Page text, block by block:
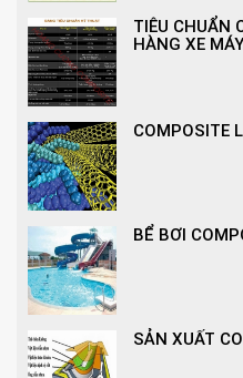
TIÊU CHUẨN
HÀNG XE MÁY
COMPOSITE
BỂ BƠI
SẢN XUẤT